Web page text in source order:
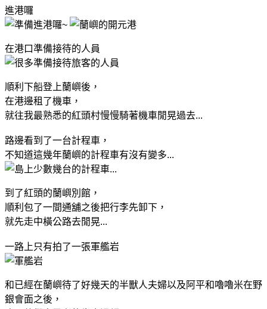
進港囉
在港口準備接待的人員
順利下船登上蘭嶼後，
在港邊租了機車，
就往我最熟悉的紅頭村慢慢騎著機車閒晃過去...
路邊看到了一台計程車，
不知道這幾年蘭嶼的計程車有沒有變多...
到了紅頭的蘭嶼別館，
順利包了一間通舖之後把行李先卸下，
就先走中橫公路去閒晃...
一路上只有拍了一張軍艦岩
和已經在蘭嶼待了好幾天的半獸人夫婦以及阿平和嚕嚕米在野
銀會面之後，